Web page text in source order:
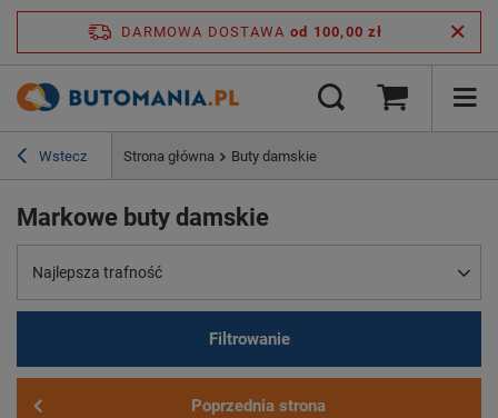
DARMOWA DOSTAWA od 100,00 zł
Wstecz Strona główna Buty damskie
Markowe buty damskie
Najlepsza trafność
Filtrowanie
Poprzednia strona